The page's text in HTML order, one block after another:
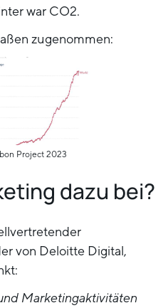
war CO2.
zugenommen:
Project 2023
dazu bei?
von Deloitte Digital,
Marketingaktivitäten